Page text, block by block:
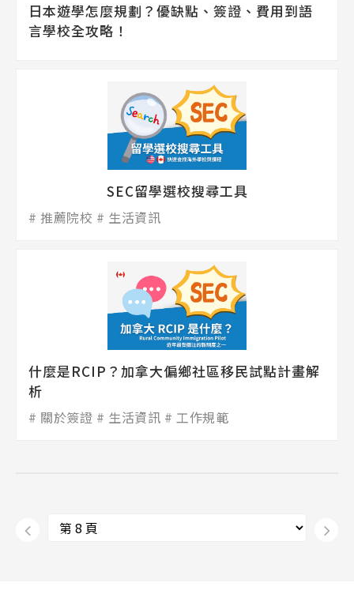
日本遊學怎麼規劃？優缺點、簽證、費用到語
言學校全攻略！
SEC留學選校搜尋工具
推薦院校 生活資訊
什麼是RCIP？加拿大偏鄉社區移民試點計畫解
析
關於簽證 生活資訊 工作規範